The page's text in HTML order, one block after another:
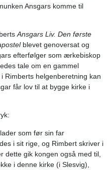
Ansgars komme til
Ansgars Liv. Den første
blevet genoversat og
efterfølger som ærkebiskop
tale om en gammel
Rimberts helgenberetning kan
får lov til at bygge kirke i
som før sin far
i sit rige, og Rimbert skriver i
dette gik kongen også med til,
i denne kirke (i Slesvig),